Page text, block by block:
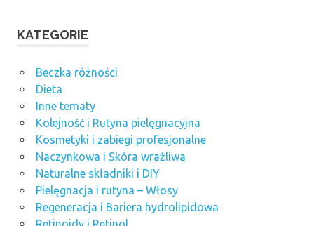
KATEGORIE
Beczka różności
Dieta
Inne tematy
Kolejność i Rutyna pielęgnacyjna
Kosmetyki i zabiegi profesjonalne
Naczynkowa i Skóra wrażliwa
Naturalne składniki i DIY
Pielęgnacja i rutyna – Włosy
Regeneracja i Bariera hydrolipidowa